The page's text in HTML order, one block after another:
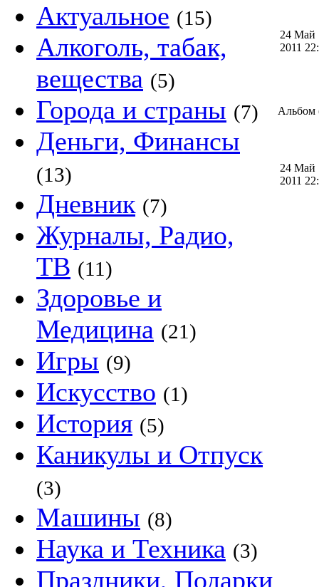
Актуальное (15)
Алкоголь, табак,
вещества (5)
Города и страны (7)
Деньги, Финансы
(13)
Дневник (7)
Журналы, Радио,
ТВ (11)
Здоровье и
Медицина (21)
Игры (9)
Искусство (1)
История (5)
Каникулы и Отпуск
(3)
Машины (8)
Наука и Техника (3)
Праздники, Подарки
24 Май
2011
Альбом
24 Май
2011